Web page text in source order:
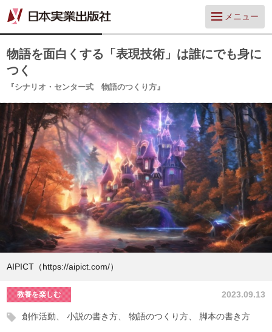
メニュー
物語を面白くする「表現技術」は誰にでも身に
つく
『シナリオ・センター式 物語のつくり方』
AIPICT（https://aipict.com/）
2023.09.13
教養を楽しむ
創作活動 小説の書き方 物語のつくり方 脚本の書き方